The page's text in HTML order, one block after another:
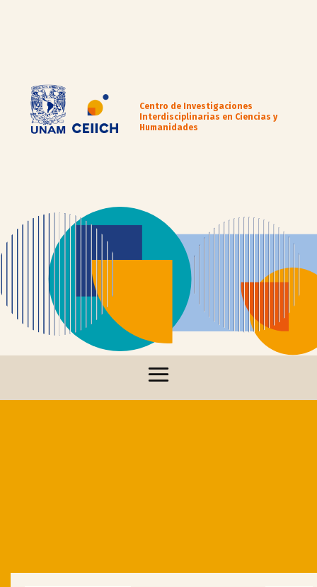
Centro de Investigaciones
Interdisciplinarias en Ciencias y
Humanidades